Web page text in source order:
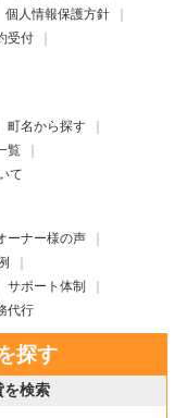
個人情報保護方針
受付
町名から探す
覧
て
ーナー様の声
サポート体制
代行
探す
を検索